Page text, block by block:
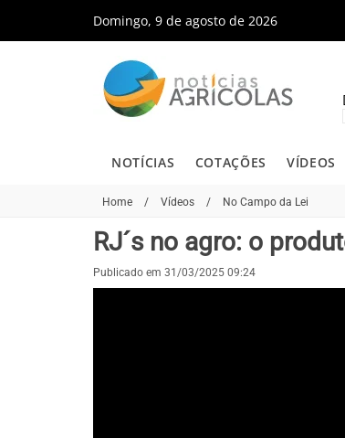
Domingo, 9 de agosto de 2026
NOTÍCIAS COTAÇÕES VÍDEOS
Home / Vídeos / No Campo da Lei
RJ´s no agro: o
Publicado em 31/03/2025 09:24